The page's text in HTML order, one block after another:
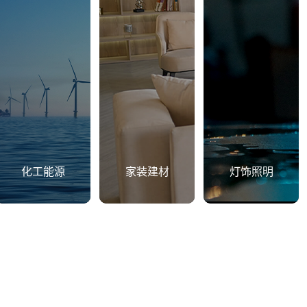
化工能源 家装建材 灯饰照明